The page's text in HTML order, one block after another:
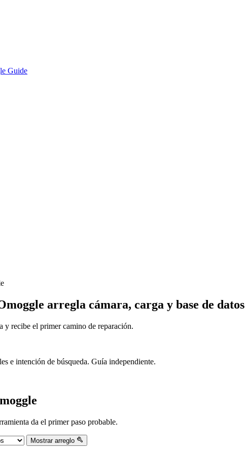
Guide
arregla cámara, carga y base de datos
recibe el primer camino de reparación.
e intención de búsqueda. Guía independiente.
da el primer paso probable.
Mostrar arreglo